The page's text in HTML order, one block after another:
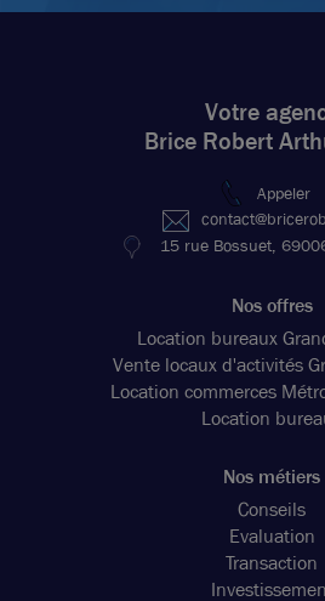
Votre
Brice Robert
Appeler
15 rue Bossuet,
Nos offres
Location bureaux
Vente locaux d'activités
Location commerces
Location
Nos métiers
Conseils
Evaluation
Transaction